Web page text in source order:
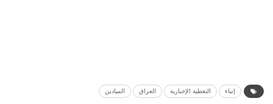
إنباء التغطية الإخبارية العراق الميادين